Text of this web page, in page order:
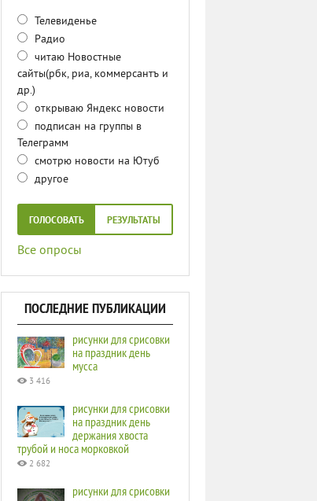
Телевиденье
Радио
читаю Новостные
сайты(рбк, риа, коммерсантъ и
др.)
открываю Яндекс новости
подписан на группы в
Телеграмм
смотрю новости на Ютуб
другое
ГОЛОСОВАТЬ РЕЗУЛЬТАТЫ
Все опросы
ПОСЛЕДНИЕ ПУБЛИКАЦИИ
рисунки для срисовки
на праздник день
мусса
3 416
рисунки для срисовки
на праздник день
держания хвоста
трубой и носа морковкой
2 682
рисунки для срисовки